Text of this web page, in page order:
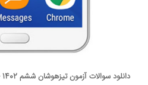
دانلود سوالات آزمون تیزهوشان ششم 1402 - 1403